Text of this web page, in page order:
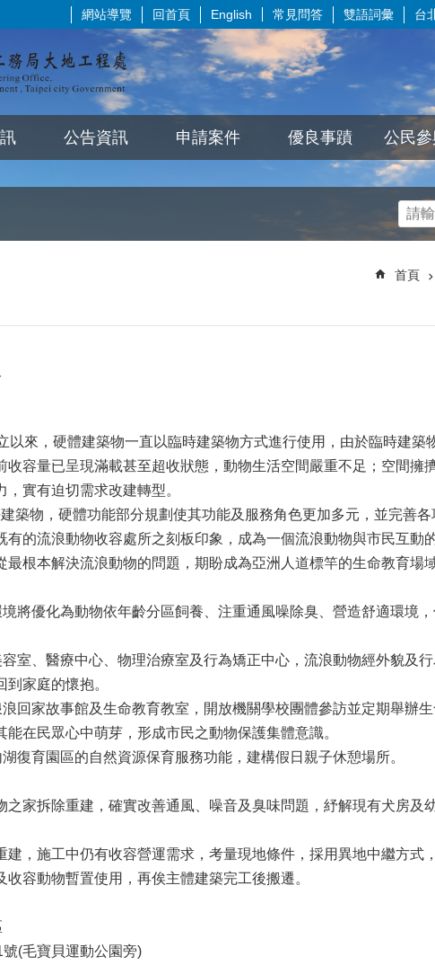
網站導覽 回首頁 English 常見問答 雙語詞彙 台
公告資訊 申請案件 優良事蹟 公民
首頁
來，硬體建築物一直以臨時建築物方式進行使用，由於臨時建築
收容量已呈現滿載甚至超收狀態，動物生活空間嚴重不足；空間擁
，實有迫切需求改建轉型。
物，硬體功能部分規劃使其功能及服務角色更加多元，並完善各
有的流浪動物收容處所之刻板印象，成為一個流浪動物與市民互動
最根本解決流浪動物的問題，期盼成為亞洲人道標竿的生命教育場
將優化為動物依年齡分區飼養、注重通風噪除臭、營造舒適環境
室、醫療中心、物理治療室及行為矯正中心，流浪動物經外貌及
家庭的懷抱。
回家故事館及生命教育教室，開放機關學校團體參訪並定期舉辦
在民眾心中萌芽，形成市民之動物保護集體意識。
復育園區的自然資源保育服務功能，建構假日親子休憩場所。
拆除重建，確實改善通風、噪音及臭味問題，紓解現有犬房及
，施工中仍有收容營運需求，考量現地條件，採用異地中繼方式
收容動物暫置使用，再俟主體建築完工後搬遷。
(毛寶貝運動公園旁)